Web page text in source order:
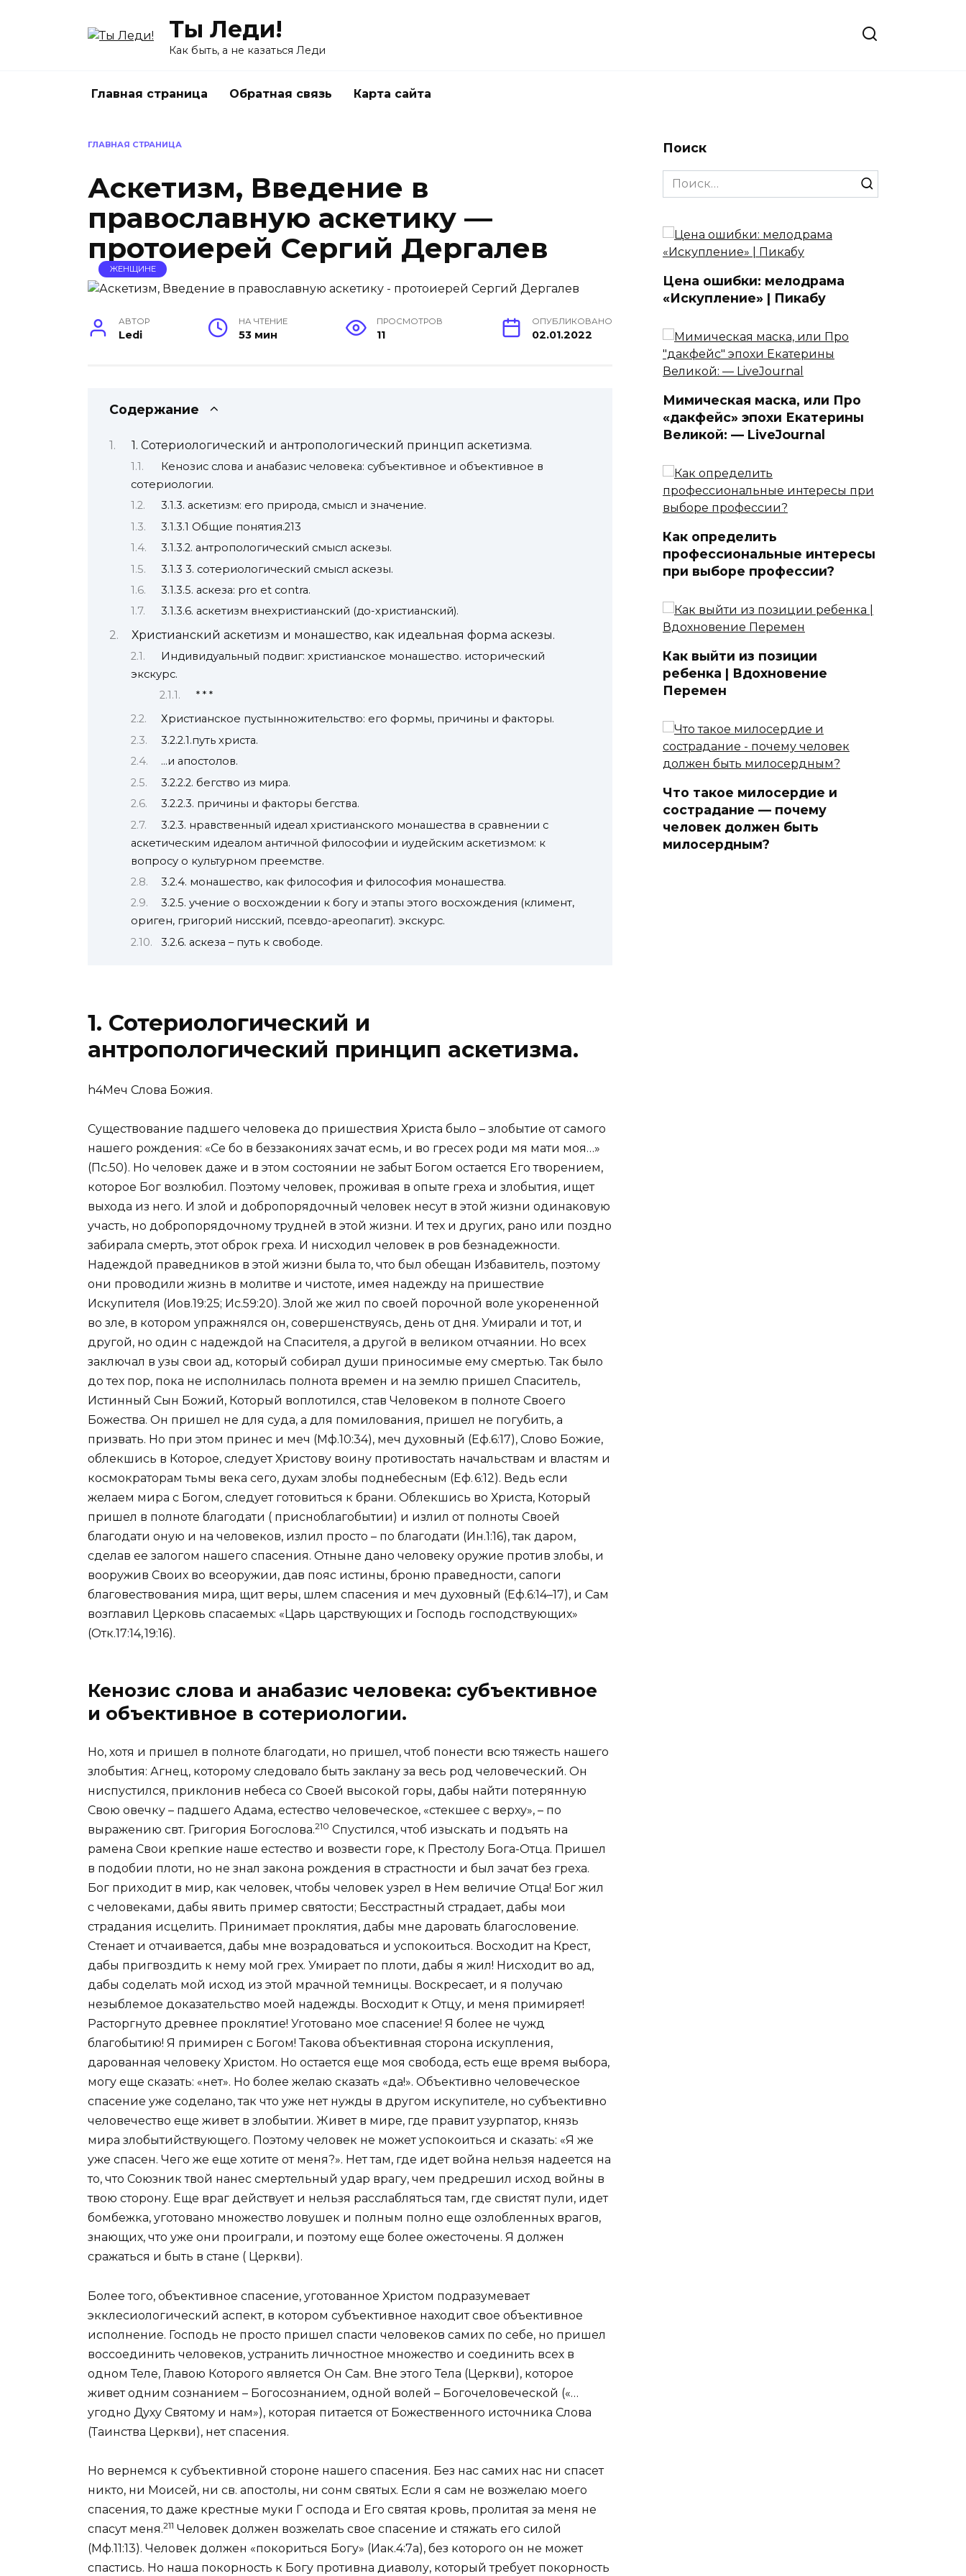
Ты Леди!
Как быть, а не казаться Леди
Главная страница Обратная связь Карта сайта
ГЛАВНАЯ СТРАНИЦА
Аскетизм, Введение в
православную аскетику —
протоиерей Сергий Дергалев
ЖЕНЩИНЕ
АВТОР
Ledi
НА ЧТЕНИЕ
53 мин
ПРОСМОТРОВ
11
ОПУБЛИКОВАНО
02.01.2022
Содержание
1. Сотериологический и антропологический принцип аскетизма.
Кенозис слова и анабазис человека: субъективное и объективное в
сотериологии.
3.1.3. аскетизм: его природа, смысл и значение.
3.1.3.1 Общие понятия.213
3.1.3.2. антропологический смысл аскезы.
3.1.3 3. сотериологический смысл аскезы.
3.1.3.5. аскеза: pro et contra.
3.1.3.6. аскетизм внехристианский (до-христианский).
Христианский аскетизм и монашество, как идеальная форма аскезы.
Индивидуальный подвиг: христианское монашество. исторический
экскурс.
* * *
Христианское пустынножительство: его формы, причины и факторы.
3.2.2.1.путь христа.
…и апостолов.
3.2.2.2. бегство из мира.
3.2.2.3. причины и факторы бегства.
3.2.3. нравственный идеал христианского монашества в сравнении с
аскетическим идеалом античной философии и иудейским аскетизмом: к
вопросу о культурном преемстве.
3.2.4. монашество, как философия и философия монашества.
3.2.5. учение о восхождении к богу и этапы этого восхождения (климент,
ориген, григорий нисский, псевдо-ареопагит). экскурс.
3.2.6. аскеза – путь к свободе.
1. Сотериологический и
антропологический принцип аскетизма.
h4Меч Слова Божия.
Существование падшего человека до пришествия Христа было – злобытие от самого
нашего рождения: «Се бо в беззакониях зачат есмь, и во гресех роди мя мати моя…»
(Пс.50). Но человек даже и в этом состоянии не забыт Богом остается Его творением,
которое Бог возлюбил. Поэтому человек, проживая в опыте греха и злобытия, ищет
выхода из него. И злой и добропорядочный человек несут в этой жизни одинаковую
участь, но добропорядочному трудней в этой жизни. И тех и других, рано или поздно
забирала смерть, этот оброк греха. И нисходил человек в ров безнадежности.
Надеждой праведников в этой жизни была то, что был обещан Избавитель, поэтому
они проводили жизнь в молитве и чистоте, имея надежду на пришествие
Искупителя (Иов.19:25; Ис.59:20). Злой же жил по своей порочной воле укорененной
во зле, в котором упражнялся он, совершенствуясь, день от дня. Умирали и тот, и
другой, но один с надеждой на Спасителя, а другой в великом отчаянии. Но всех
заключал в узы свои ад, который собирал души приносимые ему смертью. Так было
до тех пор, пока не исполнилась полнота времен и на землю пришел Спаситель,
Истинный Сын Божий, Который воплотился, став Человеком в полноте Своего
Божества. Он пришел не для суда, а для помилования, пришел не погубить, а
призвать. Но при этом принес и меч (Мф.10:34), меч духовный (Еф.6:17), Слово Божие,
облекшись в Которое, следует Христову воину противостать начальствам и властям и
космократорам тьмы века сего, духам злобы поднебесным (Еф. 6:12). Ведь если
желаем мира с Богом, следует готовиться к брани. Облекшись во Христа, Который
пришел в полноте благодати (­ присноблагобытии) и излил от полноты Своей
благодати оную и на человеков, излил просто – по благодати (Ин.1:16), так даром,
сделав ее залогом нашего спасения. Отныне дано человеку оружие против злобы, и
вооружив Своих во всеоружии, дав пояс истины, броню праведности, сапоги
благовествования мира, щит веры, шлем спасения и меч духовный (Еф.6:14–17), и Сам
возглавил Церковь спасаемых: «Царь царствующих и Господь господствующих»
(Отк.17:14, 19:16).
Кенозис слова и анабазис человека: субъективное
и объективное в сотериологии.
Но, хотя и пришел в полноте благодати, но пришел, чтоб понести всю тяжесть нашего
злобытия: Агнец, которому следовало быть заклану за весь род человеческий. Он
ниспустился, приклонив небеса со Своей высокой горы, дабы найти потерянную
Свою овечку – падшего Адама, естество человеческое, «стекшее с верху», – по
выражению свт. Григория Богослова.210 Спустился, чтоб изыскать и подъять на
рамена Свои крепкие наше естество и возвести горе, к Престолу Бога-Отца. Пришел
в подобии плоти, но не знал закона рождения в страстности и был зачат без греха.
Бог приходит в мир, как человек, чтобы человек узрел в Нем величие Отца! Бог жил
с человеками, дабы явить пример святости; Бесстрастный страдает, дабы мои
страдания исцелить. Принимает проклятия, дабы мне даровать благословение.
Стенает и отчаивается, дабы мне возрадоваться и успокоиться. Восходит на Крест,
дабы пригвоздить к нему мой грех. Умирает по плоти, дабы я жил! Нисходит во ад,
дабы соделать мой исход из этой мрачной темницы. Воскресает, и я получаю
незыблемое доказательство моей надежды. Восходит к Отцу, и меня примиряет!
Расторгнуто древнее проклятие! Уготовано мое спасение! Я более не чужд
благобытию! Я примирен с Богом! Такова объективная сторона искупления,
дарованная человеку Христом. Но остается еще моя свобода, есть еще время выбора,
могу еще сказать: «нет». Но более желаю сказать «да!». Объективно человеческое
спасение уже соделано, так что уже нет нужды в другом искупителе, но субъективно
человечество еще живет в злобытии. Живет в мире, где правит узурпатор, князь
мира злобытийствующего. Поэтому человек не может успокоиться и сказать: «Я же
уже спасен. Чего же еще хотите от меня?». Нет там, где идет война нельзя надеется на
то, что Союзник твой нанес смертельный удар врагу, чем предрешил исход войны в
твою сторону. Еще враг действует и нельзя расслабляться там, где свистят пули, идет
бомбежка, уготовано множество ловушек и полным полно еще озлобленных врагов,
знающих, что уже они проиграли, и поэтому еще более ожесточены. Я должен
сражаться и быть в стане (­ Церкви).
Более того, объективное спасение, уготованное Христом подразумевает
экклесиологический аспект, в котором субъективное находит свое объективное
исполнение. Господь не просто пришел спасти человеков самих по себе, но пришел
воссоединить человеков, устранить личностное множество и соединить всех в
одном Теле, Главою Которого является Он Сам. Вне этого Тела (Церкви), которое
живет одним сознанием – Богосознанием, одной волей – Богочеловеческой («…
угодно Духу Святому и нам»), которая питается от Божественного источника Слова
(Таинства Церкви), нет спасения.
Но вернемся к субъективной стороне нашего спасения. Без нас самих нас ни спасет
никто, ни Моисей, ни св. апостолы, ни сонм святых. Если я сам не возжелаю моего
спасения, то даже крестные муки Г оспода и Его святая кровь, пролитая за меня не
спасут меня.211 Человек должен возжелать свое спасение и стяжать его силой
(Мф.11:13). Человек должен «покориться Богу» (Иак.4:7а), без которого он не может
спастись. Но наша покорность к Богу противна диаволу, который требует покорность
Поиск
Search
for:
Цена ошибки: мелодрама
«Искупление» | Пикабу
Мимическая маска, или Про
«дакфейс» эпохи Екатерины
Великой: — LiveJournal
Как определить
профессиональные интересы
при выборе профессии?
Как выйти из позиции
ребенка | Вдохновение
Перемен
Что такое милосердие и
сострадание — почему
человек должен быть
милосердным?